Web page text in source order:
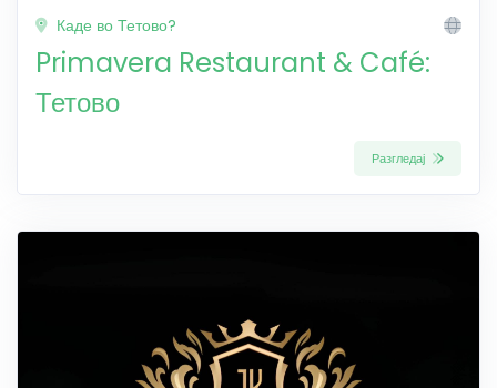
Каде во Тетово?
Primavera Restaurant & Café:
Тетово
Разгледај